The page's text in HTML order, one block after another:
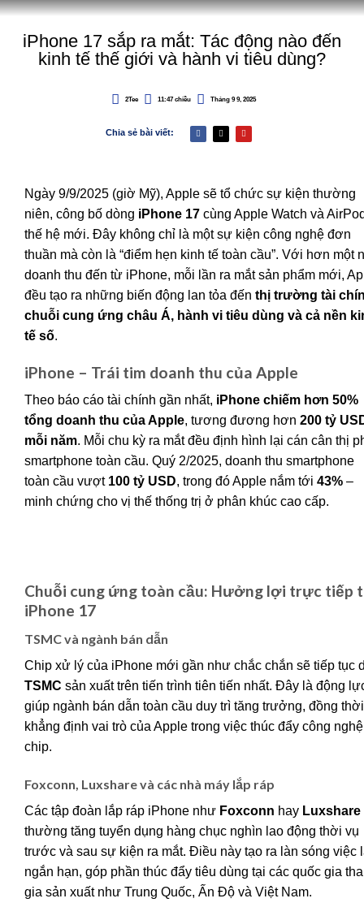
iPhone 17 sắp ra mắt: Tác động nào đến
kinh tế thế giới và hành vi tiêu dùng?
2Tee 11:47 chiều Tháng 9 9, 2025
Chia sẻ bài viết:
Ngày 9/9/2025 (giờ Mỹ), Apple sẽ tổ chức sự kiện thường
niên, công bố dòng iPhone 17 cùng Apple Watch và
thế hệ mới. Đây không chỉ là một sự kiện công nghệ đơn
thuần mà còn là “điểm hẹn kinh tế toàn cầu”. Với hơn một
doanh thu đến từ iPhone, mỗi lần ra mắt sản phẩm mới,
đều tạo ra những biến động lan tỏa đến thị trường tài
chuỗi cung ứng châu Á, hành vi tiêu dùng và cả nền
tế số.
iPhone – Trái tim doanh thu của Apple
Theo báo cáo tài chính gần nhất, iPhone chiếm hơn 50%
tổng doanh thu của Apple, tương đương hơn 200 tỷ
mỗi năm. Mỗi chu kỳ ra mắt đều định hình lại cán cân thị
smartphone toàn cầu. Quý 2/2025, doanh thu smartphone
toàn cầu vượt 100 tỷ USD, trong đó Apple nắm tới 43% –
minh chứng cho vị thế thống trị ở phân khúc cao cấp.
Chuỗi cung ứng toàn cầu: Hưởng lợi trực tiếp
iPhone 17
TSMC và ngành bán dẫn
Chip xử lý của iPhone mới gần như chắc chắn sẽ tiếp tục
TSMC sản xuất trên tiến trình tiên tiến nhất. Đây là động
giúp ngành bán dẫn toàn cầu duy trì tăng trưởng, đồng thời
khẳng định vai trò của Apple trong việc thúc đẩy công nghệ
chip.
Foxconn, Luxshare và các nhà máy lắp ráp
Các tập đoàn lắp ráp iPhone như Foxconn hay Luxshare
thường tăng tuyển dụng hàng chục nghìn lao động thời vụ
trước và sau sự kiện ra mắt. Điều này tạo ra làn sóng việc
ngắn hạn, góp phần thúc đẩy tiêu dùng tại các quốc gia
gia sản xuất như Trung Quốc, Ấn Độ và Việt Nam.